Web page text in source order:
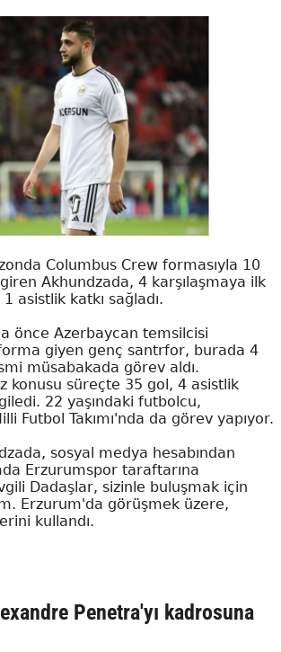
Columbus Crew formasıyla 10
Akhundzada, 4 karşılaşmaya ilk
asistlik katkı sağladı.
önce Azerbaycan temsilcisi
giyen genç santrfor, burada 4
müsabakada görev aldı.
konusu süreçte 35 gol, 4 asistlik
22 yaşındaki futbolcu,
Futbol Takımı'nda da görev yapıyor.
sosyal medya hesabından
Erzurumspor taraftarına
Dadaşlar, sizinle buluşmak için
Erzurum'da görüşmek üzere,
kullandı.
Penetra'yı kadrosuna